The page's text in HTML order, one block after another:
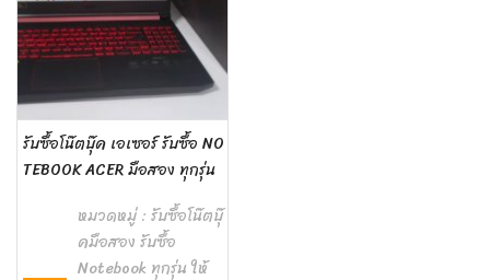
รับซื้อโน๊ตบุ๊ค เอเซอร์ รับซื้อ NO
TEBOOK ACER มือสอง ทุกรุ่น
หมวดหมู่ : รับซื้อโน๊ตบุ๊
คมือสอง รับซื้อ
Notebook ทุกรุ่น ให้